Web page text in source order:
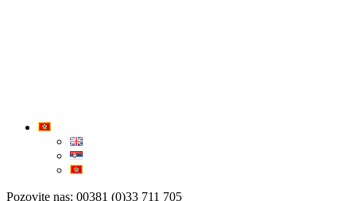
Pozovite nas: 00381 (0)33 711 705